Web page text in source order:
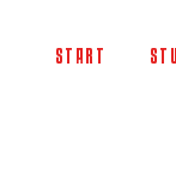
START